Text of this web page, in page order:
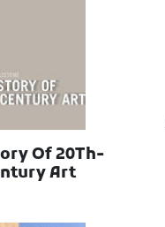
Of 20Th-
Art